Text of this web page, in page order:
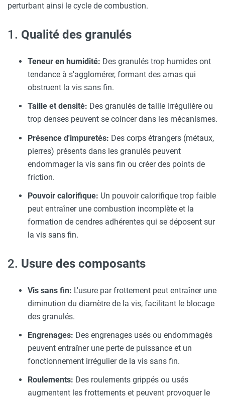
perturbant ainsi le cycle de combustion.
1. Qualité des granulés
Teneur en humidité: Des granulés trop humides ont
tendance à s'agglomérer, formant des amas qui
obstruent la vis sans fin.
Taille et densité: Des granulés de taille irrégulière ou
trop denses peuvent se coincer dans les mécanismes.
Présence d'impuretés: Des corps étrangers (métaux,
pierres) présents dans les granulés peuvent
endommager la vis sans fin ou créer des points de
friction.
Pouvoir calorifique: Un pouvoir calorifique trop faible
peut entraîner une combustion incomplète et la
formation de cendres adhérentes qui se déposent sur
la vis sans fin.
2. Usure des composants
Vis sans fin: L'usure par frottement peut entraîner une
diminution du diamètre de la vis, facilitant le blocage
des granulés.
Engrenages: Des engrenages usés ou endommagés
peuvent entraîner une perte de puissance et un
fonctionnement irrégulier de la vis sans fin.
Roulements: Des roulements grippés ou usés
augmentent les frottements et peuvent provoquer le